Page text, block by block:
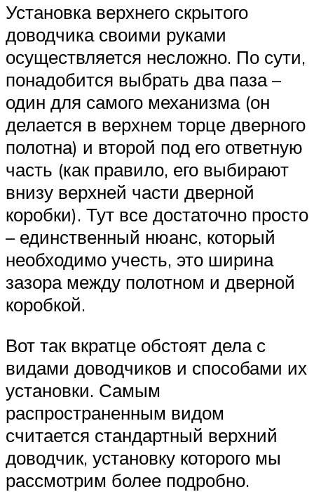
Установка верхнего скрытого
доводчика своими руками
осуществляется несложно. По сути,
понадобится выбрать два паза –
один для самого механизма (он
делается в верхнем торце дверного
полотна) и второй под его ответную
часть (как правило, его выбирают
внизу верхней части дверной
коробки). Тут все достаточно просто
– единственный нюанс, который
необходимо учесть, это ширина
зазора между полотном и дверной
коробкой.
Вот так вкратце обстоят дела с
видами доводчиков и способами их
установки. Самым
распространенным видом
считается стандартный верхний
доводчик, установку которого мы
рассмотрим более подробно.